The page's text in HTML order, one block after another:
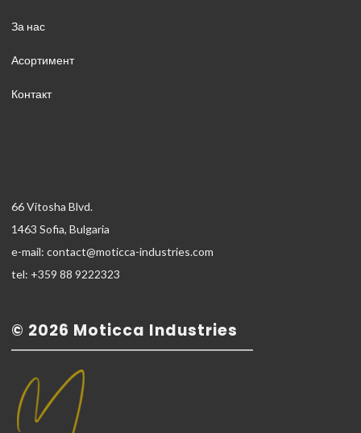
За нас
Асортимент
Контакт
66 Vitosha Blvd.
1463 Sofia, Bulgaria
e-mail: contact@moticca-industries.com
tel: +359 88 9222323
© 2026 Moticca Industries